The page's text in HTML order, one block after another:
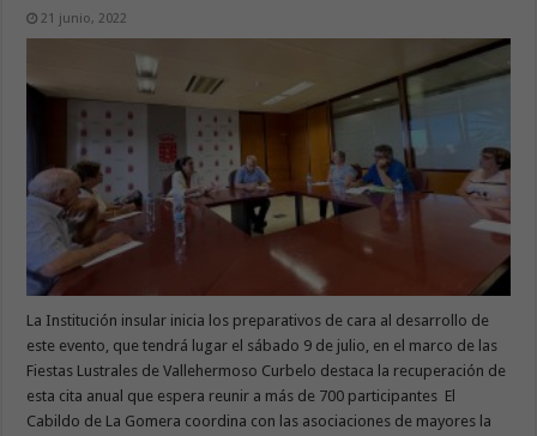
21 junio, 2022
La Institución insular inicia los preparativos de cara al desarrollo de
este evento, que tendrá lugar el sábado 9 de julio, en el marco de las
Fiestas Lustrales de Vallehermoso Curbelo destaca la recuperación de
esta cita anual que espera reunir a más de 700 participantes El
Cabildo de La Gomera coordina con las asociaciones de mayores la